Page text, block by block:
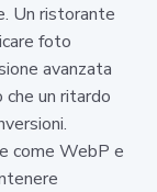
Un ristorante
foto
avanzata
un ritardo
come WebP e